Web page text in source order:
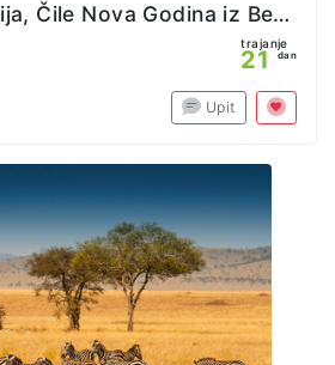
Čile, Peru, Bolivija, Čile Nova Godina iz Beograda
trajanje
21 dan
Upit